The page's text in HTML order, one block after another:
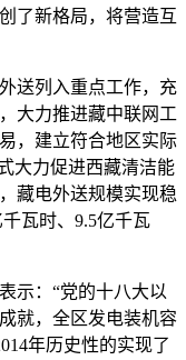
了新格局，将营造互
送列入重点工作，充
大力推进藏中联网工
，建立符合地区实际
大力促进西藏清洁能
藏电外送规模实现稳
瓦时、9.5亿千瓦
：“党的十八大以
就，全区发电装机容
年历史性的实现了